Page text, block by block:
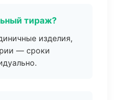
тираж?
изделия,
— сроки